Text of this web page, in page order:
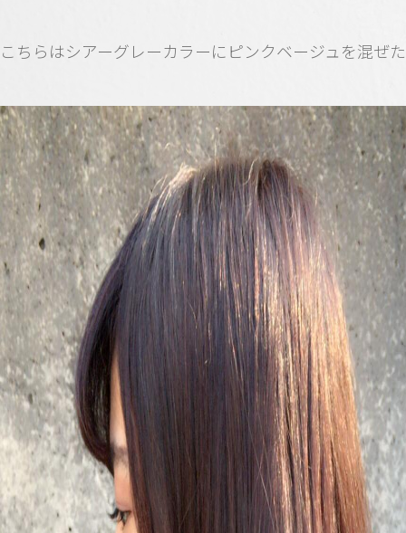
こちらはシアーグレーカラーにピンクベージュを混ぜ